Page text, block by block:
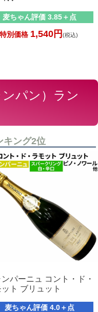
麦ちゃん評価 3.85＋点
別価格 1,540円 (税込)
パン）ラン
キング2位
ンパーニュ コント・ド・
ト ブリュット
麦ちゃん評価 4.0＋点